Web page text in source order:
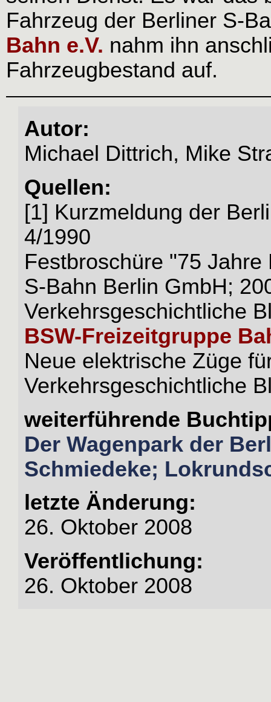
Fahrzeug der Berliner S-
Bahn e.V. nahm ihn
Fahrzeugbestand auf.
Autor:
Michael Dittrich, Mike
Quellen:
[1] Kurzmeldung der
4/1990
Festbroschüre "75
S-Bahn Berlin GmbH;
Verkehrsgeschichtliche
BSW-Freizeitgruppe
Neue elektrische Züge
Verkehrsgeschichtliche
weiterführende
Der Wagenpark der
Schmiedeke;
letzte Änderung:
26. Oktober 2008
Veröffentlichung:
26. Oktober 2008